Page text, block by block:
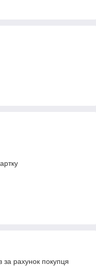
рахунок покупця